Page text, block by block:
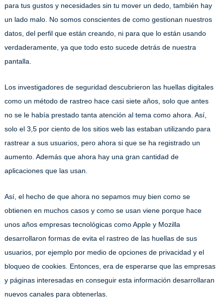
para tus gustos y necesidades sin tu mover un dedo, también hay
un lado malo. No somos conscientes de como gestionan nuestros
datos, del perfil que están creando, ni para que lo están usando
verdaderamente, ya que todo esto sucede detrás de nuestra
pantalla.
Los investigadores de seguridad descubrieron las huellas digitales
como un método de rastreo hace casi siete años, solo que antes
no se le había prestado tanta atención al tema como ahora. Así,
solo el 3,5 por ciento de los sitios web las estaban utilizando para
rastrear a sus usuarios, pero ahora si que se ha registrado un
aumento. Además que ahora hay una gran cantidad de
aplicaciones que las usan.
Así, el hecho de que ahora no sepamos muy bien como se
obtienen en muchos casos y como se usan viene porque hace
unos años empresas tecnológicas como Apple y Mozilla
desarrollaron formas de evita el rastreo de las huellas de sus
usuarios, por ejemplo por medio de opciones de privacidad y el
bloqueo de cookies. Entonces, era de esperarse que las empresas
y páginas interesadas en conseguir esta información desarrollaran
nuevos canales para obtenerlas.